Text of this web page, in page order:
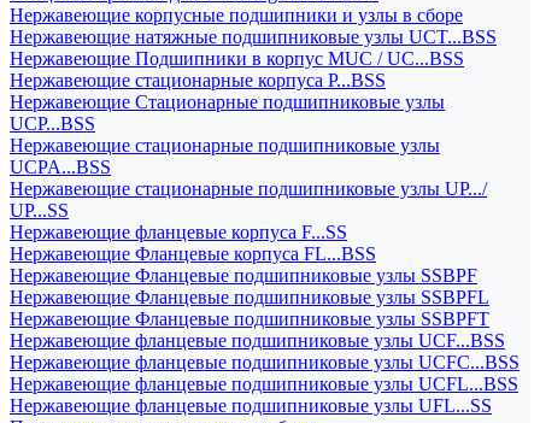
Нержавеющие корпусные подшипники и узлы в сборе
Нержавеющие натяжные подшипниковые узлы UCT...BSS
Нержавеющие Подшипники в корпус MUC / UC...BSS
Нержавеющие стационарные корпуса P...BSS
Нержавеющие Стационарные подшипниковые узлы
UCP...BSS
Нержавеющие стационарные подшипниковые узлы
UCPA...BSS
Нержавеющие стационарные подшипниковые узлы UP.../
UP...SS
Нержавеющие фланцевые корпуса F...SS
Нержавеющие Фланцевые корпуса FL...BSS
Нержавеющие Фланцевые подшипниковые узлы SSBPF
Нержавеющие Фланцевые подшипниковые узлы SSBPFL
Нержавеющие Фланцевые подшипниковые узлы SSBPFT
Нержавеющие фланцевые подшипниковые узлы UCF...BSS
Нержавеющие фланцевые подшипниковые узлы UCFC...BSS
Нержавеющие фланцевые подшипниковые узлы UCFL...BSS
Нержавеющие фланцевые подшипниковые узлы UFL...SS